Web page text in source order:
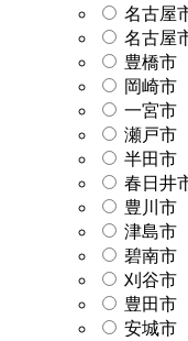
名古屋
名古屋
豊橋市
岡崎市
一宮市
瀬戸市
半田市
春日井
豊川市
津島市
碧南市
刈谷市
豊田市
安城市